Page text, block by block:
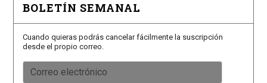
BOLETÍN SEMANAL
Cuando quieras podrás cancelar fácilmente la suscripción
desde el propio correo.